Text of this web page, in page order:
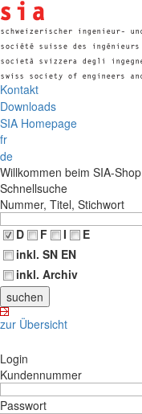
Kontakt
Downloads
SIA Homepage
fr
de
Willkommen beim SIA-Shop
Schnellsuche
Nummer, Titel, Stichwort
D
F I
E
inkl. SN EN
inkl. Archiv
zur Übersicht
Login
Kundennummer
Passwort